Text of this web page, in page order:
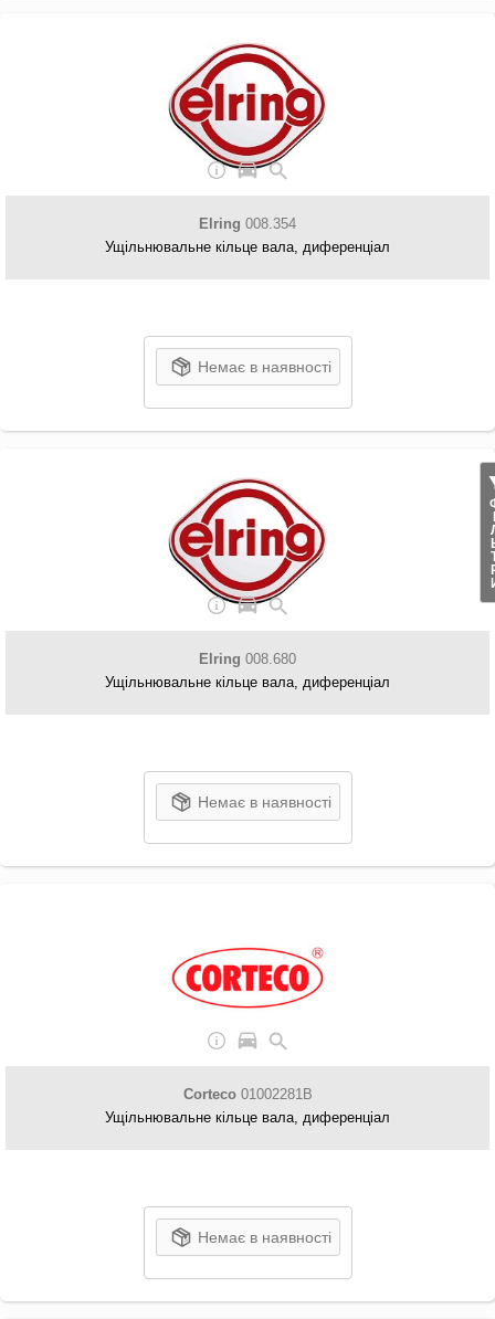
Elring 008.354
Ущільнювальне кільце вала, диференціал
Немає в наявності
Elring 008.680
Ущільнювальне кільце вала, диференціал
Немає в наявності
Corteco01002281B
Ущільнювальне кільце вала, диференціал
Немає в наявності